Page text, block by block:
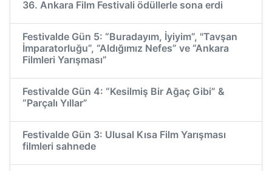
36. Ankara Film Festivali ödüllerle sona erdi
Festivalde Gün 5: “Buradayım, İyiyim”, "Tavşan
İmparatorluğu”, “Aldığımız Nefes” ve “Ankara
Filmleri Yarışması”
Festivalde Gün 4: “Kesilmiş Bir Ağaç Gibi” &
“Parçalı Yıllar”
Festivalde Gün 3: Ulusal Kısa Film Yarışması
filmleri sahnede